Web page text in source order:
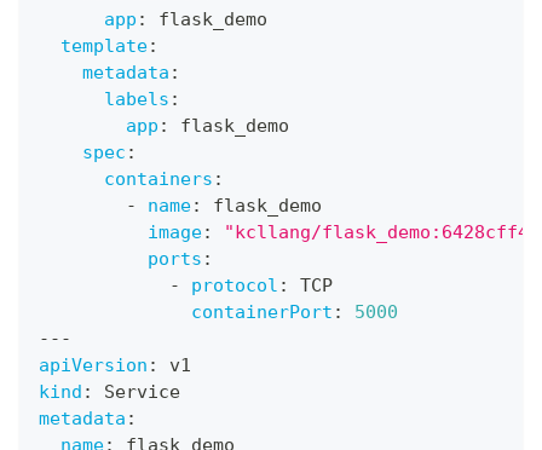
app :
flask_demo
template:
metadata :
labels :
app :
flask_demo
spec :
containers :
-
name:
flask_demo
image:
"kcllang/
ports :
-
protocol :
TCP
containerPort :
5000
---
apiVersion :
v1
kind :
Service
metadata :
name:
flask_demo